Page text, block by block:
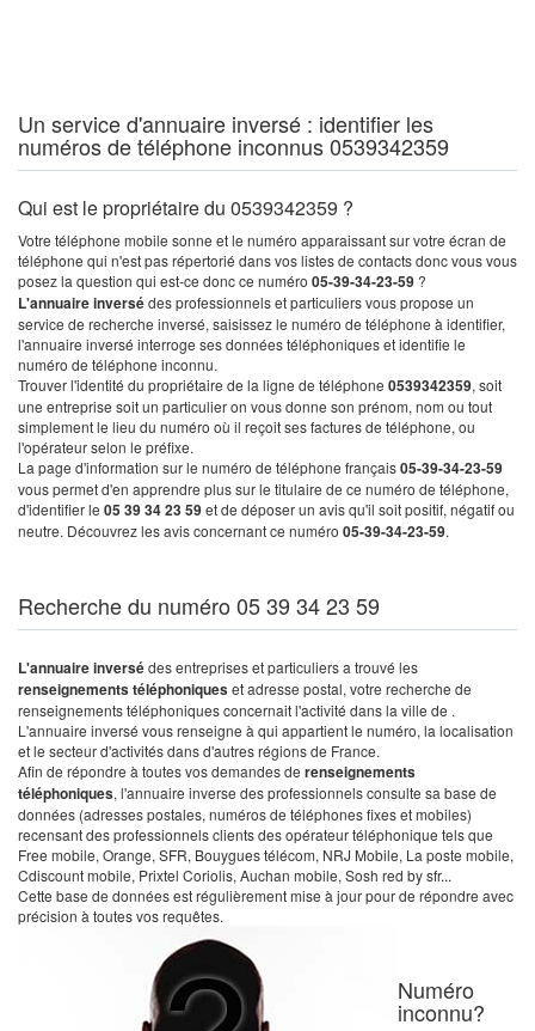
Un service d'annuaire inversé : identifier les
numéros de téléphone inconnus 0539342359
Qui est le propriétaire du 0539342359 ?
Votre téléphone mobile sonne et le numéro apparaissant sur votre écran de
téléphone qui n'est pas répertorié dans vos listes de contacts donc vous vous
posez la question qui est-ce donc ce numéro 05-39-34-23-59 ?
L'annuaire inversédes professionnels et particuliers vous propose un
service de recherche inversé, saisissez le numéro de téléphone à identifier,
l'annuaire inversé interroge ses données téléphoniques et identifie le
numéro de téléphone inconnu.
Trouver l'identité du propriétaire de la ligne de téléphone 0539342359, soit
une entreprise soit un particulier on vous donne son prénom, nom ou tout
simplement le lieu du numéro où il reçoit ses factures de téléphone, ou
l'opérateur selon le préfixe.
La page d'information sur le numéro de téléphone français05-39-34-23-59
vous permet d'en apprendre plus sur le titulaire de ce numéro de téléphone,
d'identifier le 05 39 34 23 59et de déposer un avis qu'il soit positif, négatif ou
neutre. Découvrez les avis concernant ce numéro 05-39-34-23-59.
Recherche du numéro 05 39 34 23 59
L'annuaire inversédes entreprises et particuliers a trouvé les
renseignements téléphoniqueset adresse postal, votre recherche de
renseignements téléphoniques concernait l'activité dans la ville de .
L'annuaire inversé vous renseigne à qui appartient le numéro, la localisation
et le secteur d'activités dans d'autres régions de France.
Afin de répondre à toutes vos demandes de renseignements
téléphoniques, l'annuaire inverse des professionnels consulte sa base de
données (adresses postales, numéros de téléphones fixes et mobiles)
recensant des professionnels clients des opérateur téléphonique tels que
Free mobile, Orange, SFR, Bouygues télécom, NRJ Mobile, La poste mobile,
Cdiscount mobile, Prixtel Coriolis, Auchan mobile, Sosh red by sfr...
Cette base de données est régulièrement mise à jour pour de répondre avec
précision à toutes vos requêtes.
Numéro
inconnu?